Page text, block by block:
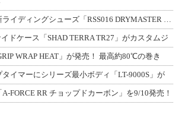
ドケース「SHAD TERRA TR27」がカスタムジ
WRAP HEAT」が発売！ 最高約80℃の巻き
タイマーにシリーズ最小ボディ「LT-9000S」が
FORCE RR チョップドカーボン」を9/10発売！